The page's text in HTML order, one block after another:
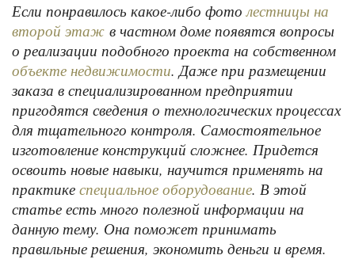
Если понравилось какое-либо фотолестницы на
второй этаж в частном доме появятся вопросы
о реализации подобного проекта на собственном
объекте недвижимости. Даже при размещении
заказа в специализированном предприятии
пригодятся сведения о технологических процессах
для тщательного контроля. Самостоятельное
изготовление конструкций сложнее. Придется
освоить новые навыки, научится применять на
практике специальное оборудование. В этой
статье есть много полезной информации на
данную тему. Она поможет принимать
правильные решения, экономить деньги и время.